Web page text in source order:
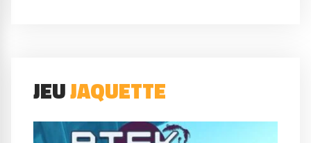
JEUJAQUETTE